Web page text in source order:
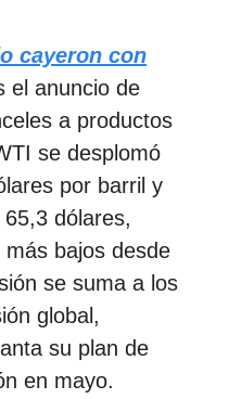
cayeron con
el anuncio de
a productos
se desplomó
por barril y
dólares,
bajos desde
se suma a los
global,
su plan de
en mayo.